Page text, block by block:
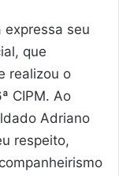
expressa seu
que
realizou o
CIPM. Ao
Adriano
respeito,